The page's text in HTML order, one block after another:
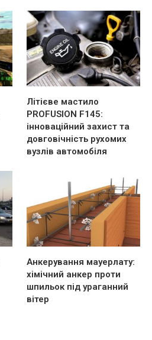
Літієве мастило
PROFUSION F145:
інноваційний захист та
довговічність рухомих
вузлів автомобіля
Анкерування мауерлату:
хімічний анкер проти
шпильок під ураганний
вітер